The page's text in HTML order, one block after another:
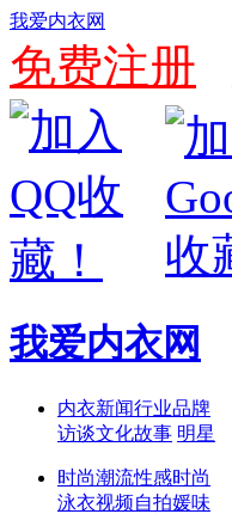
我爱内衣网
免费注册
我爱内衣网
内衣新闻行业品牌
访谈文化故事 明星
时尚潮流性感时尚
泳衣视频自拍媛味